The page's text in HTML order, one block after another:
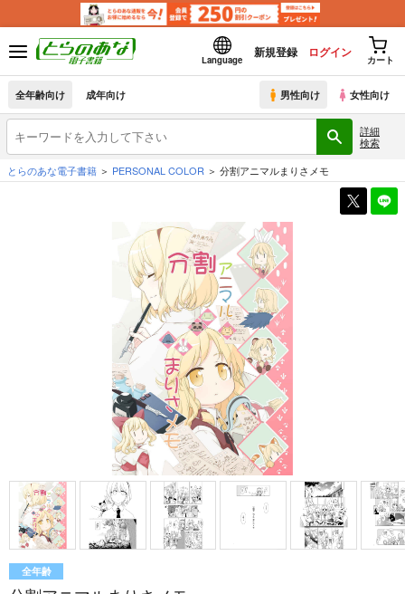
Language
新規登録 ログイン
カート
全年齢向け 成年向け 男性向け 女性向け
詳細
検索
とらのあな電子書籍
PERSONAL COLOR 分割アニマルまりさメモ
全年齢